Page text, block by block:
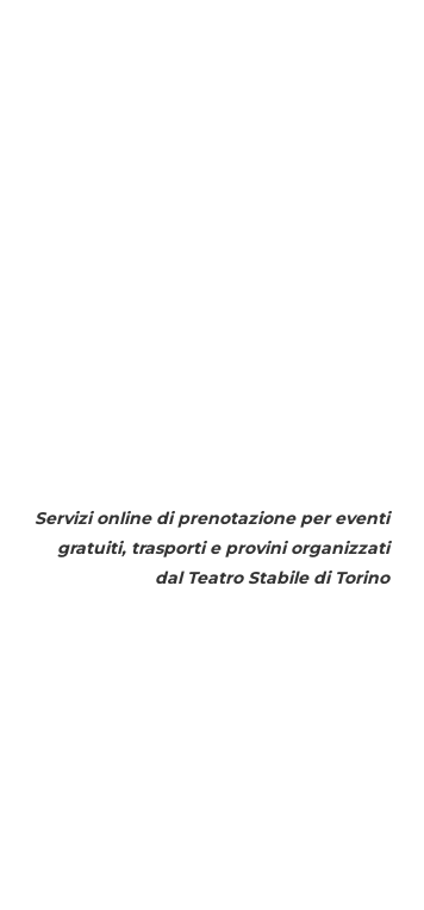
Servizi online di prenotazione per eventi
gratuiti, trasporti e provini organizzati
dal Teatro Stabile di Torino